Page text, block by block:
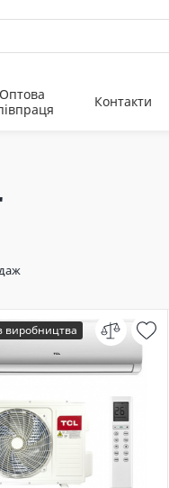
Оптова
Контакти
виробництва